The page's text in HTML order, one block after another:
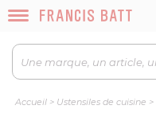
Accueil > Ustensiles de cuisine >